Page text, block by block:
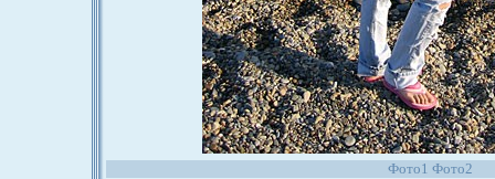
Фото1 Фото2